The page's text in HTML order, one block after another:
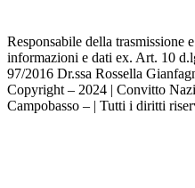
Responsabile della trasmissione
informazioni e dati ex. Art. 10
97/2016 Dr.ssa Rossella
Copyright – 2024 | Convitto
Campobasso – | Tutti i diritti